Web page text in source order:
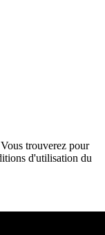
trouverez pour
d'utilisation du